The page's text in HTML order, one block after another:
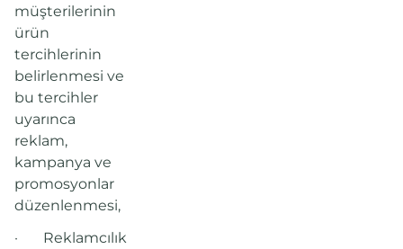
müşterilerinin
ürün
tercihlerinin
belirlenmesi ve
bu tercihler
uyarınca
reklam,
kampanya ve
promosyonlar
düzenlenmesi,
· Reklamcılık